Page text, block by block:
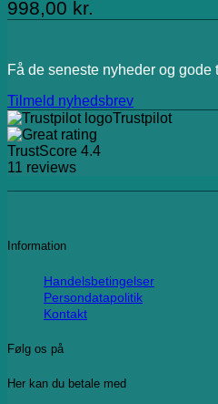
998,00 kr.
Få de seneste nyheder og gode
Tilmeld nyhedsbrev
Trustpilot
TrustScore 4.4
11 reviews
Information
Handelsbetingelser
Persondatapolitik
Kontakt
Følg os på
Her kan du betale med